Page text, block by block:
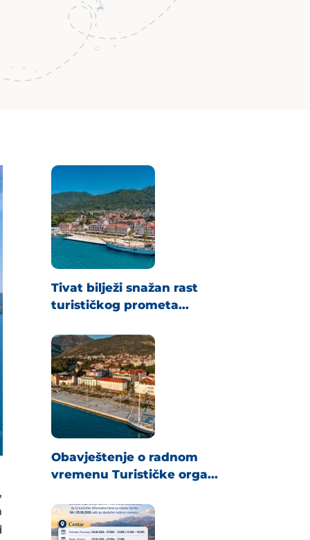
Tivat bilježi snažan rast
turističkog prometa...
Obavještenje o radnom
vremenu Turističke orga...